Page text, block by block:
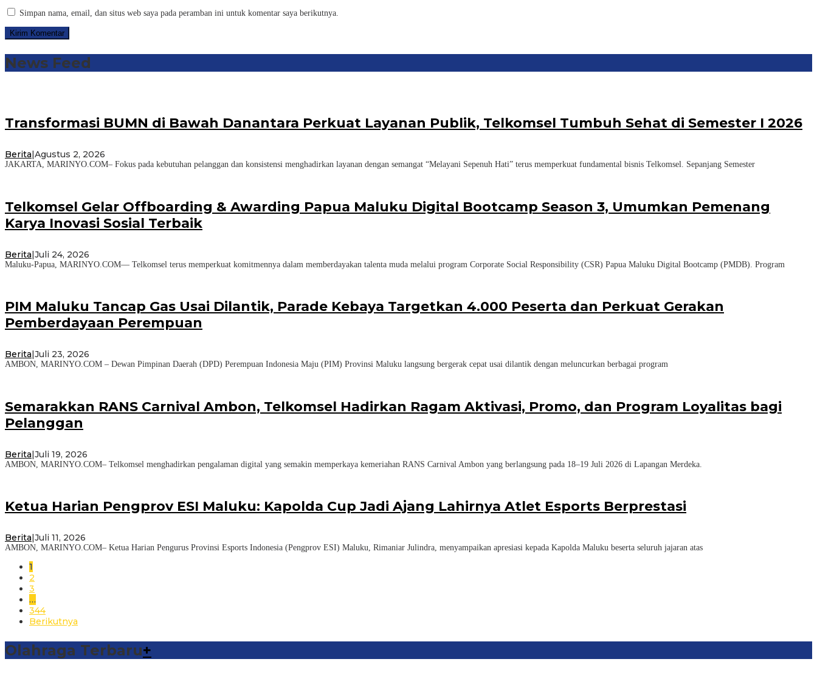
Simpan nama, email, dan situs web saya pada peramban ini untuk komentar saya berikutnya.
News Feed
Transformasi BUMN di Bawah Danantara Perkuat Layanan Publik, Telkomsel Tumbuh Sehat di Semester I 2026
Berita Agustus 2, 2026
JAKARTA, MARINYO.COM– Fokus pada kebutuhan pelanggan dan konsistensi menghadirkan layanan dengan semangat “Melayani Sepenuh Hati” terus memperkuat fundamental bisnis Telkomsel. Sepanjang Semester
Telkomsel Gelar Offboarding & Awarding Papua Maluku Digital Bootcamp Season 3, Umumkan Pemenang
Karya Inovasi Sosial Terbaik
Berita|Juli 24, 2026
Maluku-Papua, MARINYO.COM— Telkomsel terus memperkuat komitmennya dalam memberdayakan talenta muda melalui program Corporate Social Responsibility (CSR) Papua Maluku Digital Bootcamp (PMDB). Program
PIM Maluku Tancap Gas Usai Dilantik, Parade Kebaya Targetkan 4.000 Peserta dan Perkuat Gerakan
Pemberdayaan Perempuan
Berita Juli 23, 2026
AMBON, MARINYO.COM – Dewan Pimpinan Daerah (DPD) Perempuan Indonesia Maju (PIM) Provinsi Maluku langsung bergerak cepat usai dilantik dengan meluncurkan berbagai program
Semarakkan RANS Carnival Ambon, Telkomsel Hadirkan Ragam Aktivasi, Promo, dan Program Loyalitas bagi
Pelanggan
Berita|Juli 19, 2026
AMBON, MARINYO.COM– Telkomsel menghadirkan pengalaman digital yang semakin memperkaya kemeriahan RANS Carnival Ambon yang berlangsung pada 18–19 Juli 2026 di Lapangan Merdeka.
Ketua Harian Pengprov ESI Maluku: Kapolda Cup Jadi Ajang Lahirnya Atlet Esports Berprestasi
Berita Juli 11, 2026
AMBON, MARINYO.COM– Ketua Harian Pengurus Provinsi Esports Indonesia (Pengprov ESI) Maluku, Rimaniar Julindra, menyampaikan apresiasi kepada Kapolda Maluku beserta seluruh jajaran atas
1
2
3
…
344
Berikutnya
Olahraga Terbaru+